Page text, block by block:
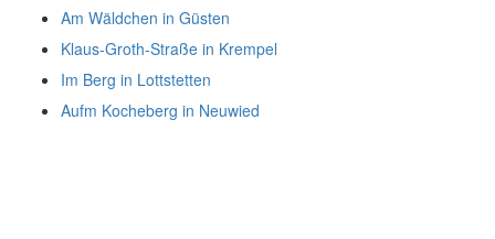
Am Wäldchen in Güsten
Klaus-Groth-Straße in Krempel
Im Berg in Lottstetten
Aufm Kocheberg in Neuwied